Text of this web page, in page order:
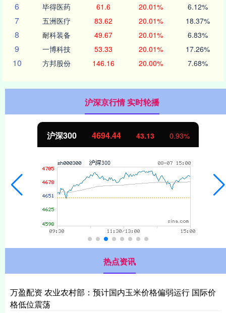
6 毕得医药 61.6 20.01% 6.12%
7 五洲医疗 83.62 20.01% 18.37%
8 耐科装备 49.67 20.01% 6.83%
9 一博科技 53.33 20.01% 17.26%
10 方邦股份 146.16 20.00% 7.68%
沪深京行情 实时轮播
北证50 1134.24 11.37
热点资讯
万盈配资 农业农村部：预计国内玉米价格偏弱运行 国际价
格低位震荡